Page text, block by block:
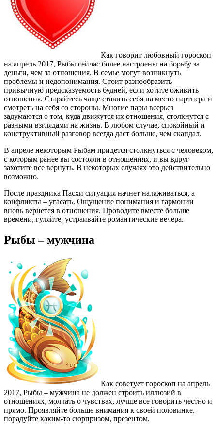
Как говорит любовный гороскоп
на апрель 2017, Рыбы сейчас более настроены на борьбу за
деньги, чем за отношения. В семье могут возникнуть
проблемы и недопонимания. Стоит разнообразить
привычную предсказуемость будней, если хотите оживить
отношения. Старайтесь чаще ставить себя на место партнера и
смотреть на себя со стороны. Многие пары всерьез
задумаются о том, куда движутся их отношения, столкнутся с
разными взглядами на жизнь. В любом случае, спокойный и
конструктивный разговор всегда даст больше, чем скандал.
В апреле некоторым Рыбам придется столкнуться с человеком,
с которым ранее вы состояли в отношениях, и вы вдруг
захотите все вернуть. В некоторых случаях это действительно
возможно.
После праздника Пасхи ситуация начнет налаживаться, а
конфликты – угасать. Ощущение понимания и гармонии
вновь вернется в отношения. Проводите вместе больше
времени, гуляйте, устраивайте романтические вечера.
Рыбы – мужчина
Как советует гороскоп на апрель
2017, Рыбы – мужчина не должен строить иллюзий в
отношениях, молчать о чувствах, лучше все говорить честно и
прямо. Проявляйте больше внимания к своей половинке,
порадуйте каким-то сюрпризом, презентом.